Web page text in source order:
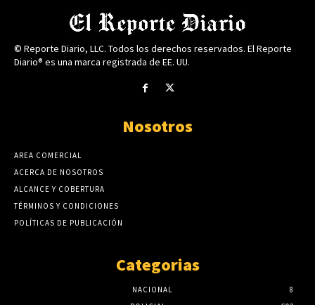
© Reporte Diario, LLC. Todos los derechos reservados. El Reporte
Diario® es una marca registrada de EE. UU.
Nosotros
AREA COMERCIAL
ACERCA DE NOSOTROS
ALCANCE Y COBERTURA
TÉRMINOS Y CONDICIONES
POLÍTICAS DE PUBLICACIÓN
Categorias
NACIONAL
8